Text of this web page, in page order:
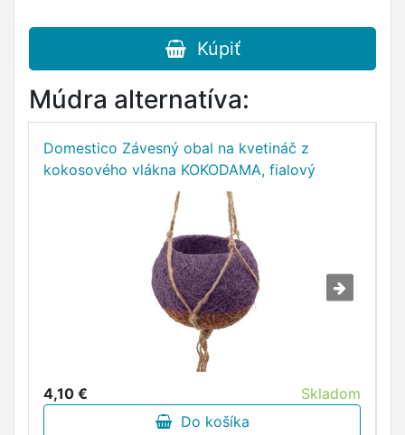
Kúpiť
Múdra alternatíva:
Domestico Závesný obal na kvetináč z
kokosového vlákna KOKODAMA, fialový
4,10 €
Skladom
Do košíka